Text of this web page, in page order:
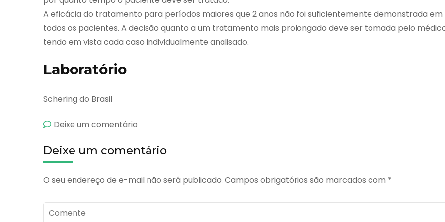
A eficácia do tratamento para períodos maiores que 2 anos não foi suficientemente demonstrada em
todos os pacientes. A decisão quanto a um tratamento mais prolongado deve ser tomada pelo
tendo em vista cada caso individualmente analisado.
Laboratório
Schering do Brasil
Deixe um comentário
Deixe um comentário
O seu endereço de e-mail não será publicado. Campos obrigatórios são marcados com *
Comente